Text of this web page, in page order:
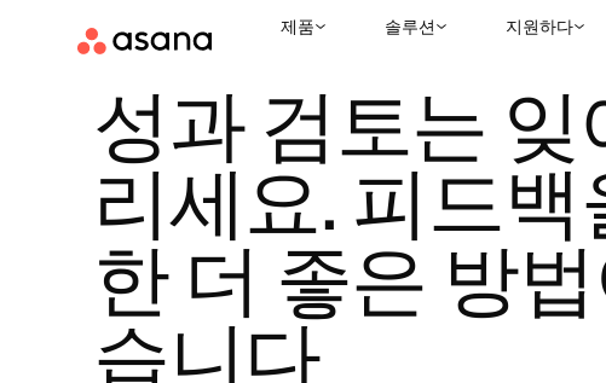
제품 솔루션 지원하다
성과 검토는 잊
리세요. 피드백
한 더 좋은 방
습니다